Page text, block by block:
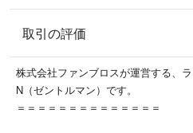
取引の評価
株式会社ファンブロスが運営する、
N（ゼントルマン）です。
＝＝＝＝＝＝＝＝＝＝＝＝＝＝